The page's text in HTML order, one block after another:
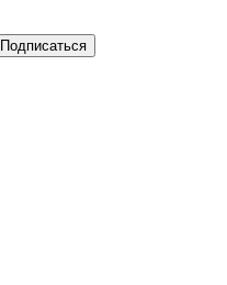
Подписаться